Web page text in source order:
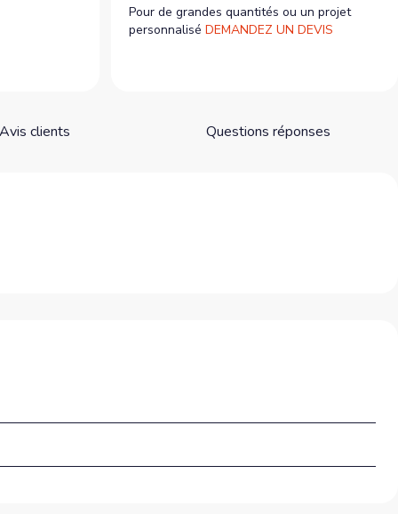
Pour de grandes quantités ou un projet
personnaliséDEMANDEZ UN DEVIS
clients Questions réponses